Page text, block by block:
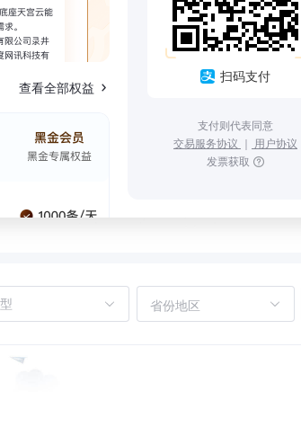
查看全部权益
扫码支付
支付则代表同意
交易服务协议 ｜ 用户协议
发票获取
省份地区